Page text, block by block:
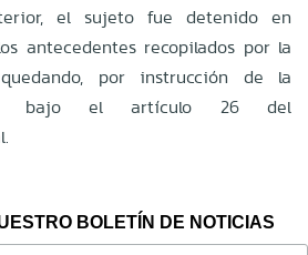
el sujeto fue detenido en
antecedentes recopilados por la
por instrucción de la
bajo el artículo 26 del
BOLETÍN DE NOTICIAS